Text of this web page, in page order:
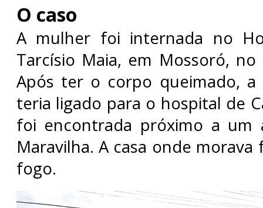
O caso
A mulher foi internada no
Tarcísio Maia, em Mossoró,
Após ter o corpo queimado,
teria ligado para o hospital de
foi encontrada próximo a um
Maravilha. A casa onde
fogo.